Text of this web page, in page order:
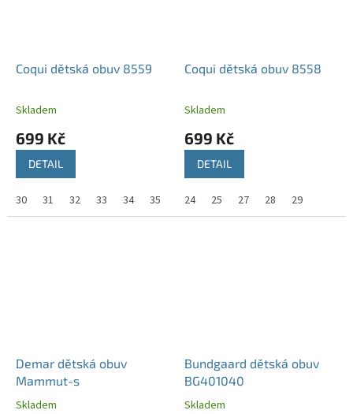
Coqui dětská obuv 8559
Skladem
699 Kč
DETAIL
30 31 32 33 34 35
Coqui dětská obuv 8558
Skladem
699 Kč
DETAIL
24 25 27 28 29
Demar dětská obuv
Mammut-s
Skladem
Bundgaard dětská obuv
BG401040
Skladem